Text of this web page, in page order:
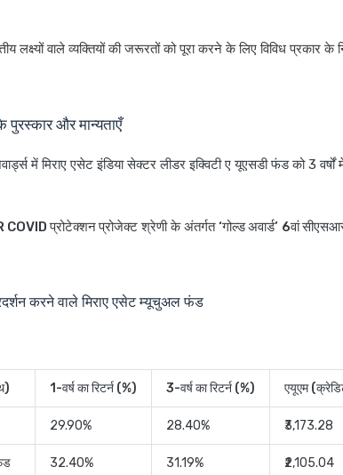
लक्ष्यों वाले व्यक्तियों की जरूरतों को पूरा करने के लिए विविध प्रकार के
और मान्यताएँ
में मिराए एसेट इंडिया सेक्टर लीडर इक्विटी ए यूएसडी फंड को 3
COVID प्रोटेक्शन प्रोजेक्टश्रेणी के अंतर्गत‘गोल्ड अवार्ड’ 6वां
करने वाले मिराए एसेट म्यूचुअल फंड
1-वर्ष का रिटर्न (%) 3-वर्ष का रिटर्न (%) एयूएम
29.90% 28.40% ₹3,173.28
32.40% 31.19% ₹2,105.04